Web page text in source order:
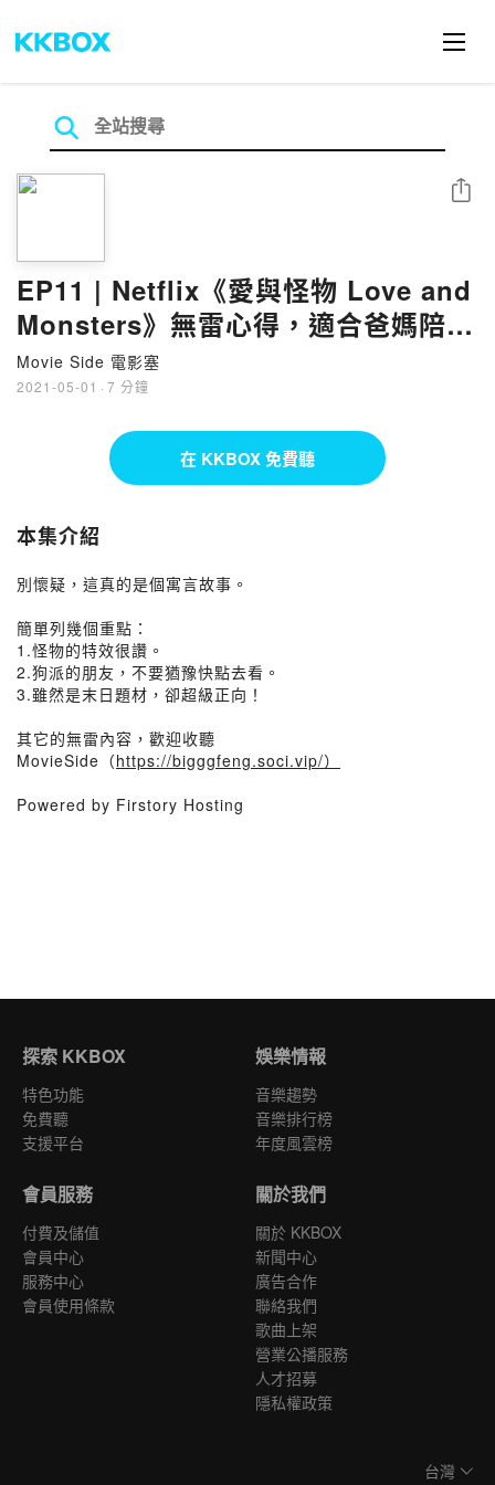
EP11 | Netflix《愛與怪物 Love and
Monsters》無雷心得，適合爸媽陪小
孩看的寓言故事
Movie Side 電影塞
2021-05-01 · 7 分鐘
分享
在 KKBOX 免費聽
本集介紹
別懷疑，這真的是個寓言故事。
簡單列幾個重點：
1.怪物的特效很讚。
2.狗派的朋友，不要猶豫快點去看。
3.雖然是末日題材，卻超級正向！
其它的無雷內容，歡迎收聽
MovieSide（https://bigggfeng.soci.vip/）
Powered by Firstory Hosting
探索 KKBOX
特色功能
免費聽
支援平台
娛樂情報
音樂趨勢
音樂排行榜
年度風雲榜
會員服務
付費及儲值
會員中心
服務中心
會員使用條款
關於我們
關於 KKBOX
新聞中心
廣告合作
聯絡我們
歌曲上架
營業公播服務
人才招募
隱私權政策
台灣